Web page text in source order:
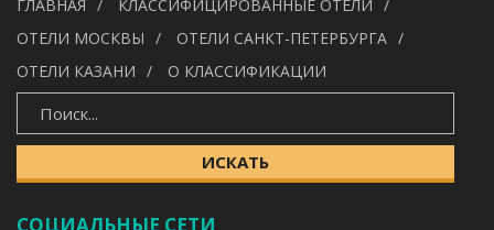
ИСКАТЬ
ГЛАВНАЯ
КЛАССИФИЦИРОВАННЫЕ ОТЕЛИ
ОТЕЛИ МОСКВЫ
ОТЕЛИ САНКТ-ПЕТЕРБУРГА
ОТЕЛИ КАЗАНИ
О КЛАССИФИКАЦИИ
ИСКАТЬ